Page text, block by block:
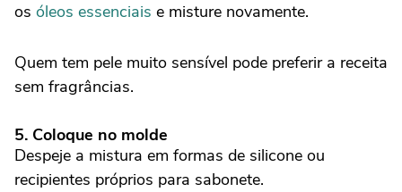
os óleos essenciais e misture novamente.
Quem tem pele muito sensível pode preferir a receita
sem fragrâncias.
5. Coloque no molde
Despeje a mistura em formas de silicone ou
recipientes próprios para sabonete.